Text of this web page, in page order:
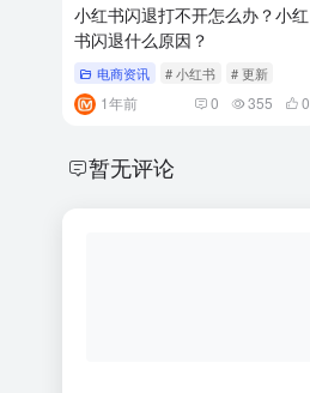
小红书闪退打不开怎么办？小红
书闪退什么原因？
电商资讯 # 小红书 # 更新
1年前 0 355 0
暂无评论